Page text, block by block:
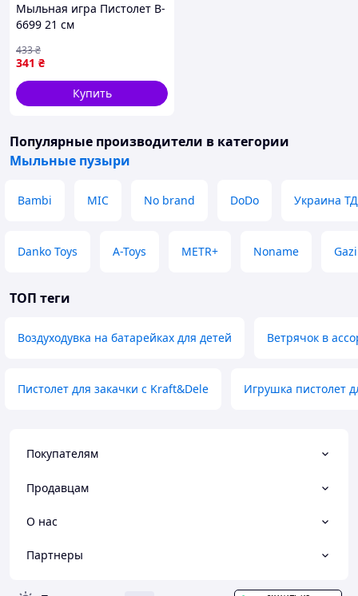
Мыльная игра Пистолет B-
6699 21 см
341 ₴
433₴
Купить
Популярные производители в категории
Мыльные пузыри
Bambi MIC No brand DoDo Украина ТД
Danko Toys A-Toys METR+ Noname
ТОП теги
Воздуходувка на батарейках для детей Ветрячок в
Пистолет для закачки с Kraft&Dele Игрушка пистолет
Покупателям
Продавцам
О нас
Партнеры